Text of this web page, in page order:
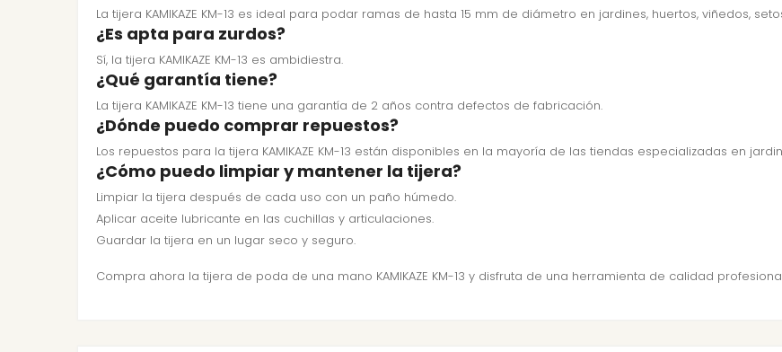
La tijera KAMIKAZE KM-13 es ideal para podar ramas de hasta 15 mm de diámetro en jardines, huertos, viñedos,
¿Es apta para zurdos?
Sí, la tijera KAMIKAZE KM-13 es ambidiestra.
¿Qué garantía tiene?
La tijera KAMIKAZE KM-13 tiene una garantía de 2 años contra defectos de fabricación.
¿Dónde puedo comprar repuestos?
Los repuestos para la tijera KAMIKAZE KM-13 están disponibles en la mayoría de las tiendas especializadas en
¿Cómo puedo limpiar y mantener la tijera?
Limpiar la tijera después de cada uso con un paño húmedo.
Aplicar aceite lubricante en las cuchillas y articulaciones.
Guardar la tijera en un lugar seco y seguro.
Compra ahora la tijera de poda de una mano KAMIKAZE KM-13 y disfruta de una herramienta de calidad